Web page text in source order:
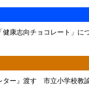
健康志向チョコレート」に
ター』渡す 市立小学校教